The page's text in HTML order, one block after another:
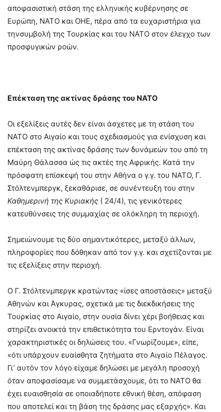
αποφασιστική στάση της ελληνικής κυβέρνησης σε
Ευρώπη, ΝΑΤΟ και ΟΗΕ, πέρα από τα ευχαριστήρια για
τηνσυμβολή της Τουρκίας και του ΝΑΤΟ στον έλεγχο των
προσφυγικών ροών.
Επέκταση της ακτίνας δράσης του ΝΑΤΟ
Οι εξελίξεις αυτές δεν είναι άσχετες με τη στάση του
ΝΑΤΟ στο Αιγαίο και τους σχεδιασμούς για ενίσχυση και
επέκταση της ακτίνας δράσης των δυνάμεών του από τη
Μαύρη Θάλασσα ώς τις ακτές της Αφρικής. Κατά την
πρόσφατη επίσκεψή του στην Αθήνα ο γ.γ. του ΝΑΤΟ, Γ.
Στόλτενμπεργκ, ξεκαθάρισε, σε συνέντευξη του στην
Καθημερινή της Κυριακής ( 24/4), τις γενικότερες
κατευθύνσεις της συμμαχίας σε ολόκληρη τη περιοχή.
Σημειώνουμε τις δύο σημαντικότερες, μεταξύ άλλων,
πληροφορίες που δόθηκαν από τον γ.γ. και σχετίζονται με
τις εξελίξεις στην περιοχή.
Ο Γ. Στόλτενμπεργκ κρατώντας «ίσες αποστάσεις» μεταξύ
Αθηνών και Άγκυρας, σχετικά με τις διεκδικήσεις της
Τουρκίας στο Αιγαίο, στην ουσία δίνει χέρι βοήθειας και
στηρίζει ανοικτά την επιθετικότητα του Ερντογάν. Είναι
χαρακτηριστικές οι δηλώσεις του. «Γνωρίζουμε», είπε,
«ότι υπάρχουν ευαίσθητα ζητήματα στο Αιγαίο Πέλαγος.
Γι’ αυτόν τον λόγο είχαμε δηλώσει με μεγάλη προσοχή
όταν αποφασίσαμε να συμμετάσχουμε, ότι το ΝΑΤΟ θα
έχει ευαισθησία σε οποιαδήποτε εθνική θέση, απόφαση
που αποτελεί και τη βάση της δράσης μας εξαρχής». Και